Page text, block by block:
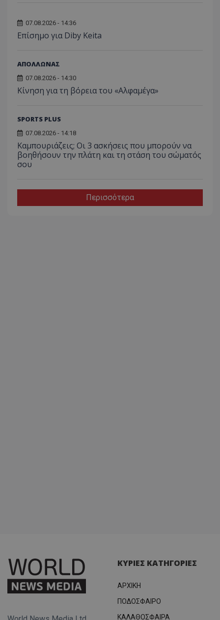
07.08.2026 - 14:36
Επίσημο για Diby Keita
ΑΠΟΛΛΩΝΑΣ
07.08.2026 - 14:30
Κίνηση για τη βόρεια του «Αλφαμέγα»
SPORTS PLUS
07.08.2026 - 14:18
Καμπουριάζεις; Οι 3 ασκήσεις που μπορούν να
βοηθήσουν την πλάτη και τη στάση του σώματός
σου
Περισσότερα
ΚΥΡΙΕΣ ΚΑΤΗΓΟΡΙΕΣ
ΑΡΧΙΚΗ
ΠΟΔΟΣΦΑΙΡΟ
ΚΑΛΑΘΟΣΦΑΙΡΑ